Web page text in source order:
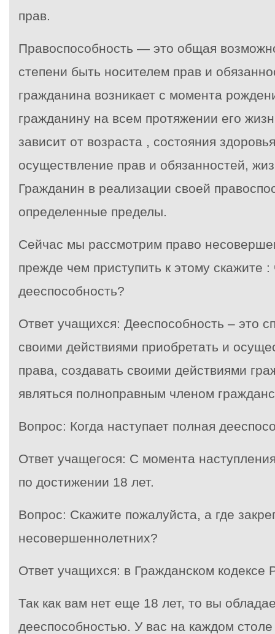
прав.
Правоспособность — это общая
степени быть носителем прав и
гражданина возникает с момента
гражданину на всем протяжении его
зависит от возраста , состояния
осуществление прав и обязанностей,
Гражданин в реализации своей
определенные пределы.
Сейчас мы рассмотрим право
прежде чем приступить к этому скажите :
дееспособность?
Ответ учащихся: Дееспособность – это
своими действиями приобретать и
права, создавать своими действиями
являться полноправным членом
Вопрос: Когда наступает полная
Ответ учащегося: С момента
по достижении 18 лет.
Вопрос: Скажите пожалуйста, а где
несовершеннолетних?
Ответ учащихся: в Гражданском кодексе
Так как вам нет еще 18 лет, то вы
дееспособностью. У вас на каждом